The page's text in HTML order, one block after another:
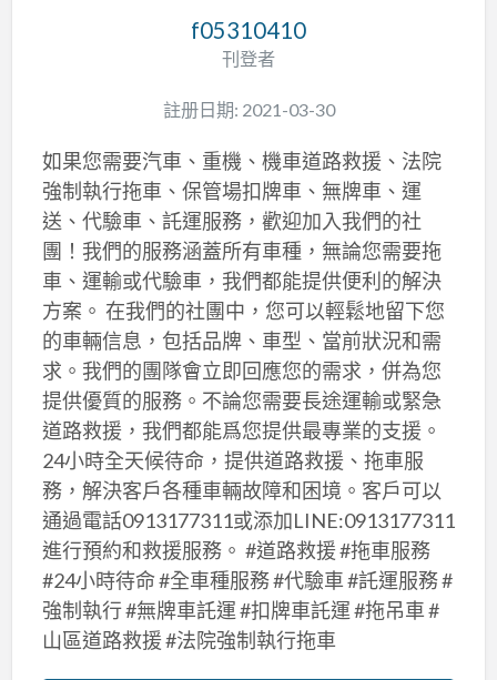
f05310410
刊登者
註册日期: 2021-03-30
如果您需要汽車、重機、機車道路救援、法院
強制執行拖車、保管場扣牌車、無牌車、運
送、代驗車、託運服務，歡迎加入我們的社
團！我們的服務涵蓋所有車種，無論您需要拖
車、運輸或代驗車，我們都能提供便利的解決
方案。 在我們的社團中，您可以輕鬆地留下您
的車輛信息，包括品牌、車型、當前狀況和需
求。我們的團隊會立即回應您的需求，併為您
提供優質的服務。不論您需要長途運輸或緊急
道路救援，我們都能爲您提供最專業的支援。
24小時全天候待命，提供道路救援、拖車服
務，解決客戶各種車輛故障和困境。客戶可以
通過電話0913177311或添加LINE:0913177311
進行預約和救援服務。 #道路救援 #拖車服務
#24小時待命 #全車種服務 #代驗車 #託運服務 #
強制執行 #無牌車託運 #扣牌車託運 #拖吊車 #
山區道路救援 #法院強制執行拖車